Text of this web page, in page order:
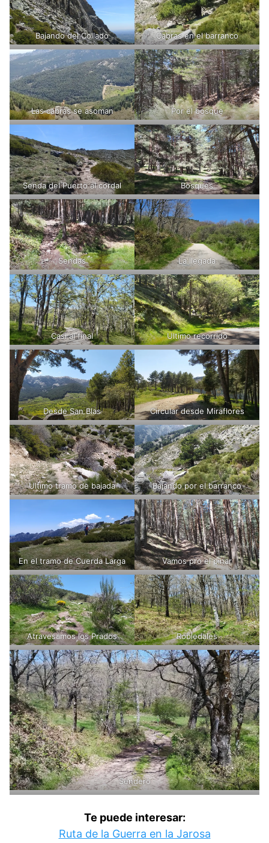
Bajando del Collado Cabras en el barranco
Las cabras se asoman Por el bosque
Senda del Puerto al cordal Bosques
Sendas La llegada
Casi al final Ultimo recorrido
Desde San Blas Circular desde Miraflores
Ultimo tramo de bajada Bajando por el barranco
En el tramo de Cuerda Larga Vamos pro el pinar
Atravesamos los Prados Robledales
Sendero
Te puede interesar:
Ruta de la Guerra en la Jarosa